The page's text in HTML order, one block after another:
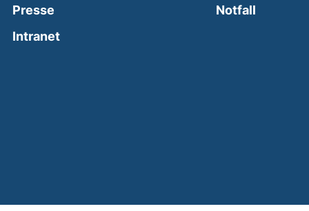
Presse
Intranet(external link, opens in a new window)
Notfall